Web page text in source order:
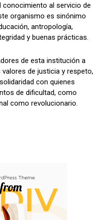
conocimiento al servicio de
organismo es sinónimo
antropología,
y buenas prácticas.
de esta institución a
de justicia y respeto,
con quienes
de dificultad, como
como revolucionario.